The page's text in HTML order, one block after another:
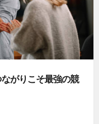
がりこそ最強の競